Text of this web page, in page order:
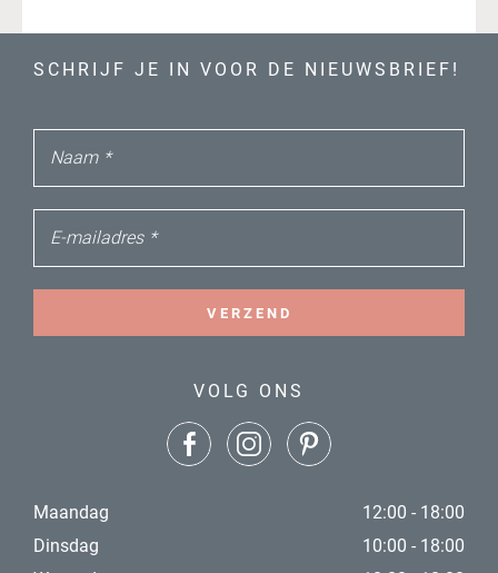
SCHRIJF JE IN VOOR DE NIEUWSBRIEF!
Naam *
E-mailadres *
VERZEND
VOLG ONS
Maandag
12:00 - 18:00
Dinsdag
10:00 - 18:00